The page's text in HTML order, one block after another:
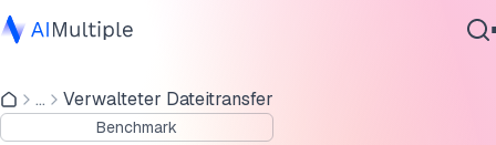
Agentische KI
Cybersicherheit
... Verwalteter Dateitransfer
Benchmark
Diplomat MFT by Coviant Software